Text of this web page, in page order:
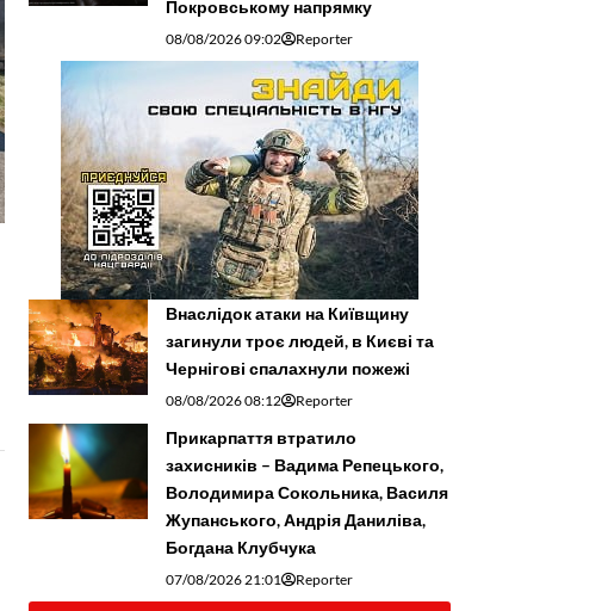
Покровському напрямку
08/08/2026 09:02 Reporter
Внаслідок атаки на Київщину
загинули троє людей, в Києві та
Чернігові спалахнули пожежі
08/08/2026 08:12 Reporter
Прикарпаття втратило
захисників – Вадима Репецького,
Володимира Сокольника, Василя
Жупанського, Андрія Даниліва,
Богдана Клубчука
07/08/2026 21:01 Reporter